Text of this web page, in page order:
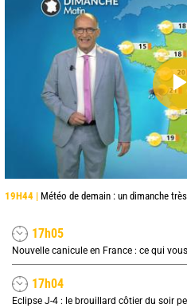
19H44 | Météo de demain : un dimanche très
17h05
Nouvelle canicule en France : ce qui
17h04